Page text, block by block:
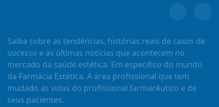
Saiba sobre as tendências, histórias reais de casos de
sucesso e as últimas notícias que acontecem no
mercado da saúde estética. Em específico do mundo
da Farmácia Estética. A área profissional que tem
mudado as vidas do profissional farmacêutico e de
seus pacientes.